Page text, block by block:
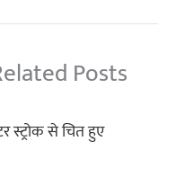
Posts
स्ट्रोक से चित हुए